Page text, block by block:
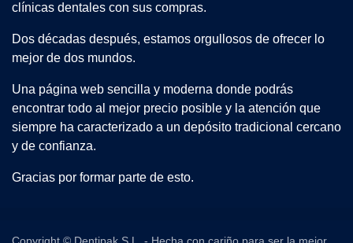
clínicas dentales con sus compras.
Dos décadas después, estamos orgullosos de ofrecer lo
mejor de dos mundos.
Una página web sencilla y moderna donde podrás
encontrar todo al mejor precio posible y la atención que
siempre ha caracterizado a un depósito tradicional cercano
y de confianza.
Gracias por formar parte de esto.